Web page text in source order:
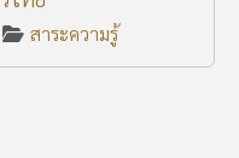
สาระความรู้